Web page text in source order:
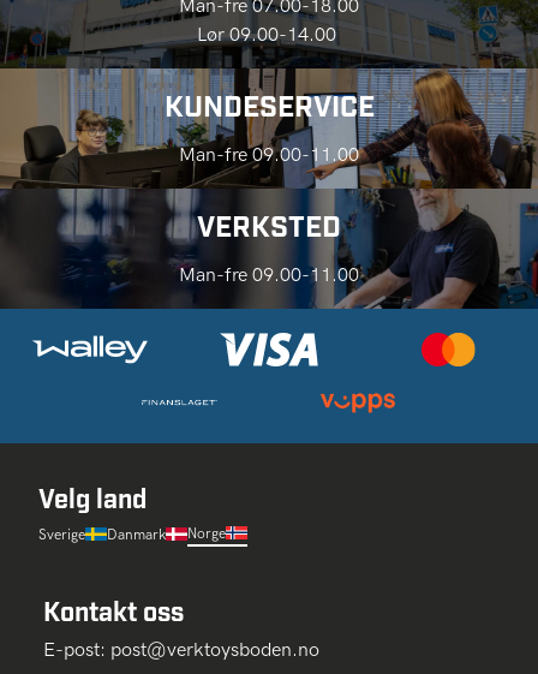
Man-fre 07.00-18.00
Lør 09.00-14.00
KUNDESERVICE
Man-fre 09.00-11.00
VERKSTED
Man-fre 09.00-11.00
Velg land
Sverige Danmark Norge
Kontakt oss
E-post: post@verktoysboden.no